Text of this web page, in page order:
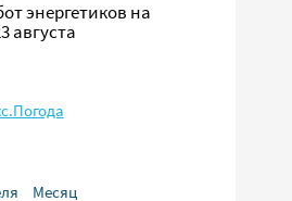
энергетиков на
августа
Месяц